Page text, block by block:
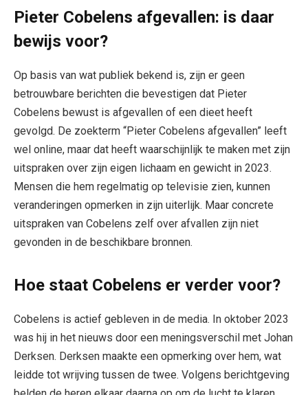
Pieter Cobelens afgevallen: is daar
bewijs voor?
Op basis van wat publiek bekend is, zijn er geen
betrouwbare berichten die bevestigen dat Pieter
Cobelens bewust is afgevallen of een dieet heeft
gevolgd. De zoekterm “Pieter Cobelens afgevallen” leeft
wel online, maar dat heeft waarschijnlijk te maken met zijn
uitspraken over zijn eigen lichaam en gewicht in 2023.
Mensen die hem regelmatig op televisie zien, kunnen
veranderingen opmerken in zijn uiterlijk. Maar concrete
uitspraken van Cobelens zelf over afvallen zijn niet
gevonden in de beschikbare bronnen.
Hoe staat Cobelens er verder voor?
Cobelens is actief gebleven in de media. In oktober 2023
was hij in het nieuws door een meningsverschil met Johan
Derksen. Derksen maakte een opmerking over hem, wat
leidde tot wrijving tussen de twee. Volgens berichtgeving